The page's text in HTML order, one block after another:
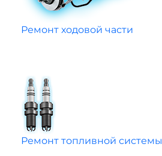
Ремонт ходовой части
Ремонт топливной системы